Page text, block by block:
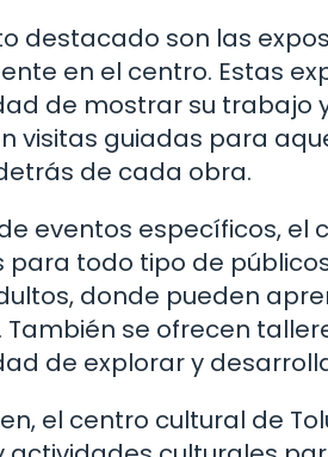
destacado son las
en el centro. Estas
de mostrar su trabajo
visitas guiadas para
de cada obra.
eventos específicos,
para todo tipo de
donde pueden
También se ofrecen
de explorar y
el centro cultural de